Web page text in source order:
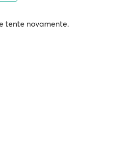
tente novamente.